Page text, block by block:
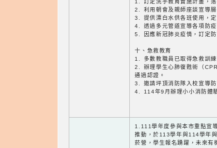
1. 訂定洗手教育實施計畫，
2. 利用朝會及親師座談宣導
3. 提供漂白水供各班使用，
4. 透過多元管道宣導各項防
5. 因應新冠肺炎疫情，訂定
十、急救教育
1. 多數教職員已取得急救訓
2. 辦理學生心肺復甦術（
通過認證。
3. 邀請坪頂消防隊入校宣導
4. 114年9月辦理小小消防體
1.111學年度參與本市重點宣
推動，於113學年與114學年
菸營，學生報名踴躍，未來有